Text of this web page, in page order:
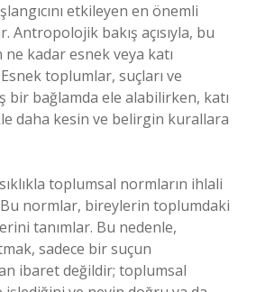
etkileyen en önemli
bakış açısıyla, bu
kadar esnek veya katı
toplumlar, suçları ve
bir bağlamda ele alabilirken, katı
daha kesin ve belirgin kurallara
toplumsal normların ihlali
Bu normlar, bireylerin toplumdaki
tanımlar. Bu nedenle,
sadece bir suçun
ibaret değildir; toplumsal